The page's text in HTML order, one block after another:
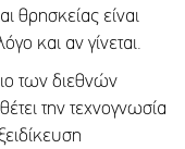
θρησκείας είναι
και αν γίνεται.
των διεθνών
την τεχνογνωσία